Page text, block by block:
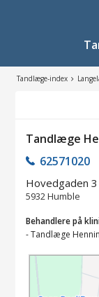
Tandlæge-index
Tandlæge
62571020
Hovedgaden 3
5932Humble
Behandlere på
-Tandlæge